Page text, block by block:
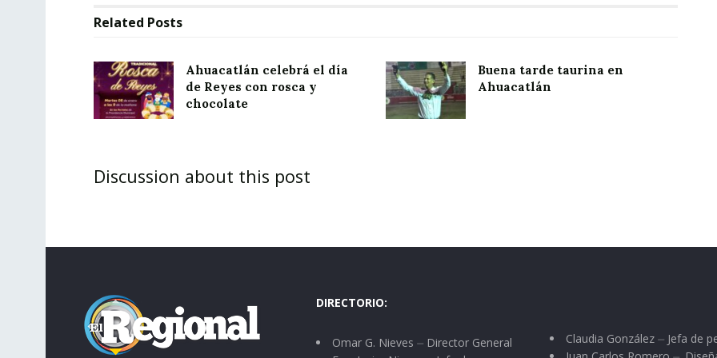
Related Posts
Ahuacatlán celebrá el día
de Reyes con rosca y
chocolate
Buena tarde taurina en
Ahuacatlán
Discussion about this post
DIRECTORIO:
Omar G. Nieves ⏤ Director General
Claudia González ⏤ Jefa de